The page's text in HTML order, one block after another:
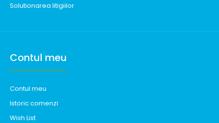
Solutionarea litigiilor
Contul meu
Contul meu
Istoric comenzi
Wish List